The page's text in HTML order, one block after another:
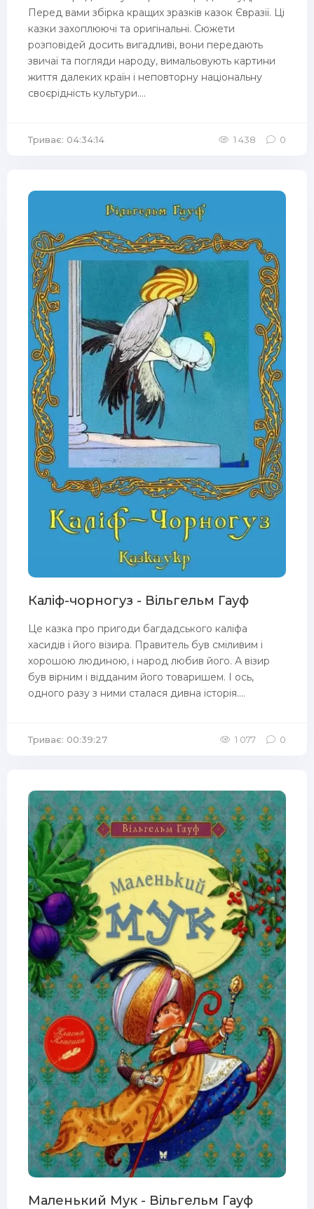
Перед вами збірка кращих зразків казок Євразії. Ці
казки захоплюючі та оригінальні. Сюжети
розповідей досить вигадливі, вони передають
звичаї та погляди народу, вимальовують картини
життя далеких країн і неповторну національну
своєрідність культури....
Триває: 04:34:14 1 438 0
Каліф-чорногуз - Вільгельм Гауф
Це казка про пригоди багдадського каліфа
хасидів і його візира. Правитель був сміливим і
хорошою людиною, і народ любив його. А візир
був вірним і відданим його товаришем. І ось,
одного разу з ними сталася дивна історія....
Триває: 00:39:27 1 077 0
Маленький Мук - Вільгельм Гауф